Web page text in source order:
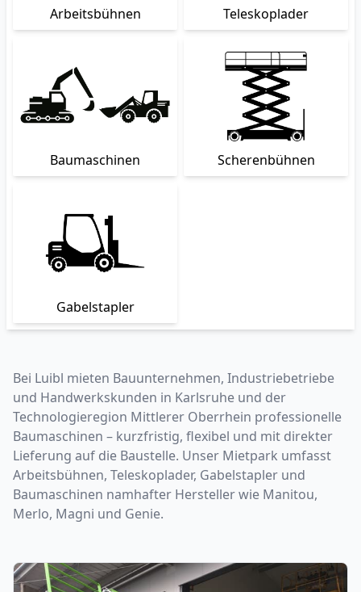
Arbeitsbühnen Teleskoplader
Baumaschinen Scherenbühnen
Gabelstapler
Bei Luibl mieten Bauunternehmen, Industriebetriebe
und Handwerkskunden in Karlsruhe und der
Technologieregion Mittlerer Oberrhein professionelle
Baumaschinen – kurzfristig, flexibel und mit direkter
Lieferung auf die Baustelle. Unser Mietpark umfasst
Arbeitsbühnen, Teleskoplader, Gabelstapler und
Baumaschinen namhafter Hersteller wie Manitou,
Merlo, Magni und Genie.